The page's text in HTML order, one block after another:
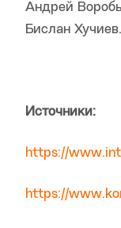
Андрей
Бислан Хучиев.
Источники:
https://
https://